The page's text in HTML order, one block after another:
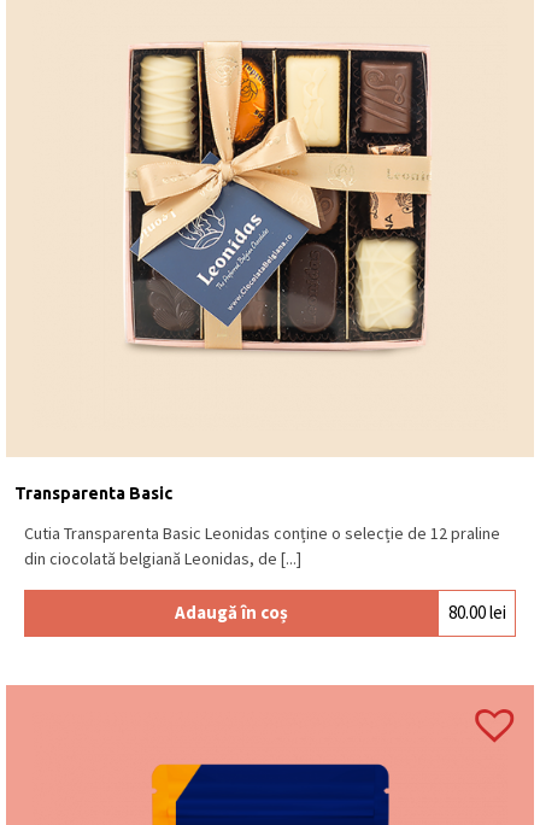
Transparenta Basic
Cutia Transparenta Basic Leonidas conține o selecție de 12 praline
din ciocolată belgiană Leonidas, de [...]
Adaugă în coș 80.00lei